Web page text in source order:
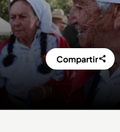
Compartir